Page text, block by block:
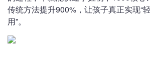
传统方法提升900%，让孩子真正实现“
用”。